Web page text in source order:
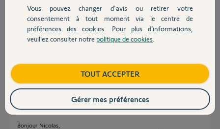
Devis avec un pro
Contact
Bonjour Bruno,
Je ne vois pas cette box connecter a notre serveur. pouvez vous la
de plus les derniere informations qui son noté coté serveur indique une
mise a jour en 2015, il est probable qu'elle n'arrive plus a ce mettre a jour
Bonjour Nicolas,
Vous pouvez changer d'avis ou retirer votre
consentement à tout moment via le centre de
préférences des cookies. Pour plus d’informations,
veuillez consulter notre politique de cookies
TOUT ACCEPTER
Gérer mes préférences